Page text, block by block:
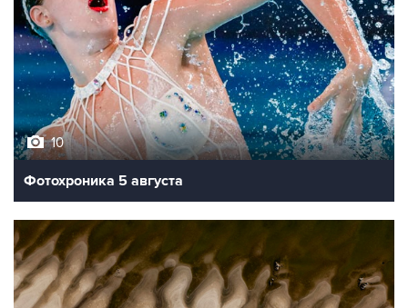
10
Фотохроника 5 августа